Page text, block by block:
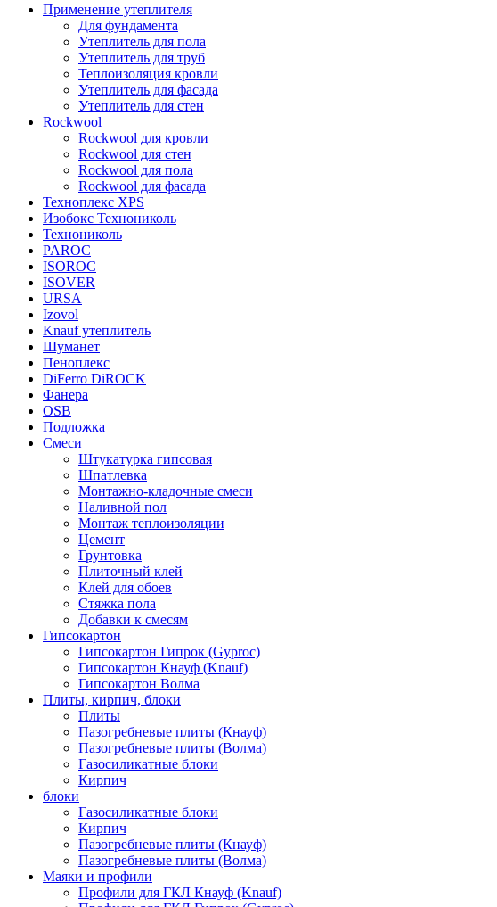
Применение утеплителя
Для фундамента
Утеплитель для пола
Утеплитель для труб
Теплоизоляция кровли
Утеплитель для фасада
Утеплитель для стен
Rockwool
Rockwool для кровли
Rockwool для стен
Rockwool для пола
Rockwool для фасада
Техноплекс XPS
Изобокс Технониколь
Технониколь
PAROC
ISOROC
ISOVER
URSA
Izovol
Knauf утеплитель
Шуманет
Пеноплекс
DiFerro DiROCK
Фанера
OSB
Подложка
Смеси
Штукатурка гипсовая
Шпатлевка
Монтажно-кладочные смеси
Наливной пол
Монтаж теплоизоляции
Цемент
Грунтовка
Плиточный клей
Клей для обоев
Стяжка пола
Добавки к смесям
Гипсокартон
Гипсокартон Гипрок (Gyproc)
Гипсокартон Кнауф (Knauf)
Гипсокартон Волма
Плиты, кирпич, блоки
Плиты
Пазогребневые плиты (Кнауф)
Пазогребневые плиты (Волма)
Газосиликатные блоки
Кирпич
блоки
Газосиликатные блоки
Кирпич
Пазогребневые плиты (Кнауф)
Пазогребневые плиты (Волма)
Маяки и профили
Профили для ГКЛ Кнауф (Knauf)